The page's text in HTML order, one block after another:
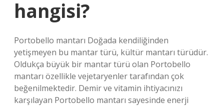
hangisi?
Portobello mantarı Doğada kendiliğinden
yetişmeyen bu mantar türü, kültür mantarı türüdür.
Oldukça büyük bir mantar türü olan Portobello
mantarı özellikle vejetaryenler tarafından çok
beğenilmektedir. Demir ve vitamin ihtiyacınızı
karşılayan Portobello mantarı sayesinde enerji